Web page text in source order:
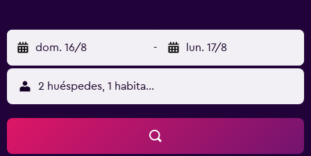
dom. 16/8 - lun. 17/8
2 huéspedes, 1 habitación